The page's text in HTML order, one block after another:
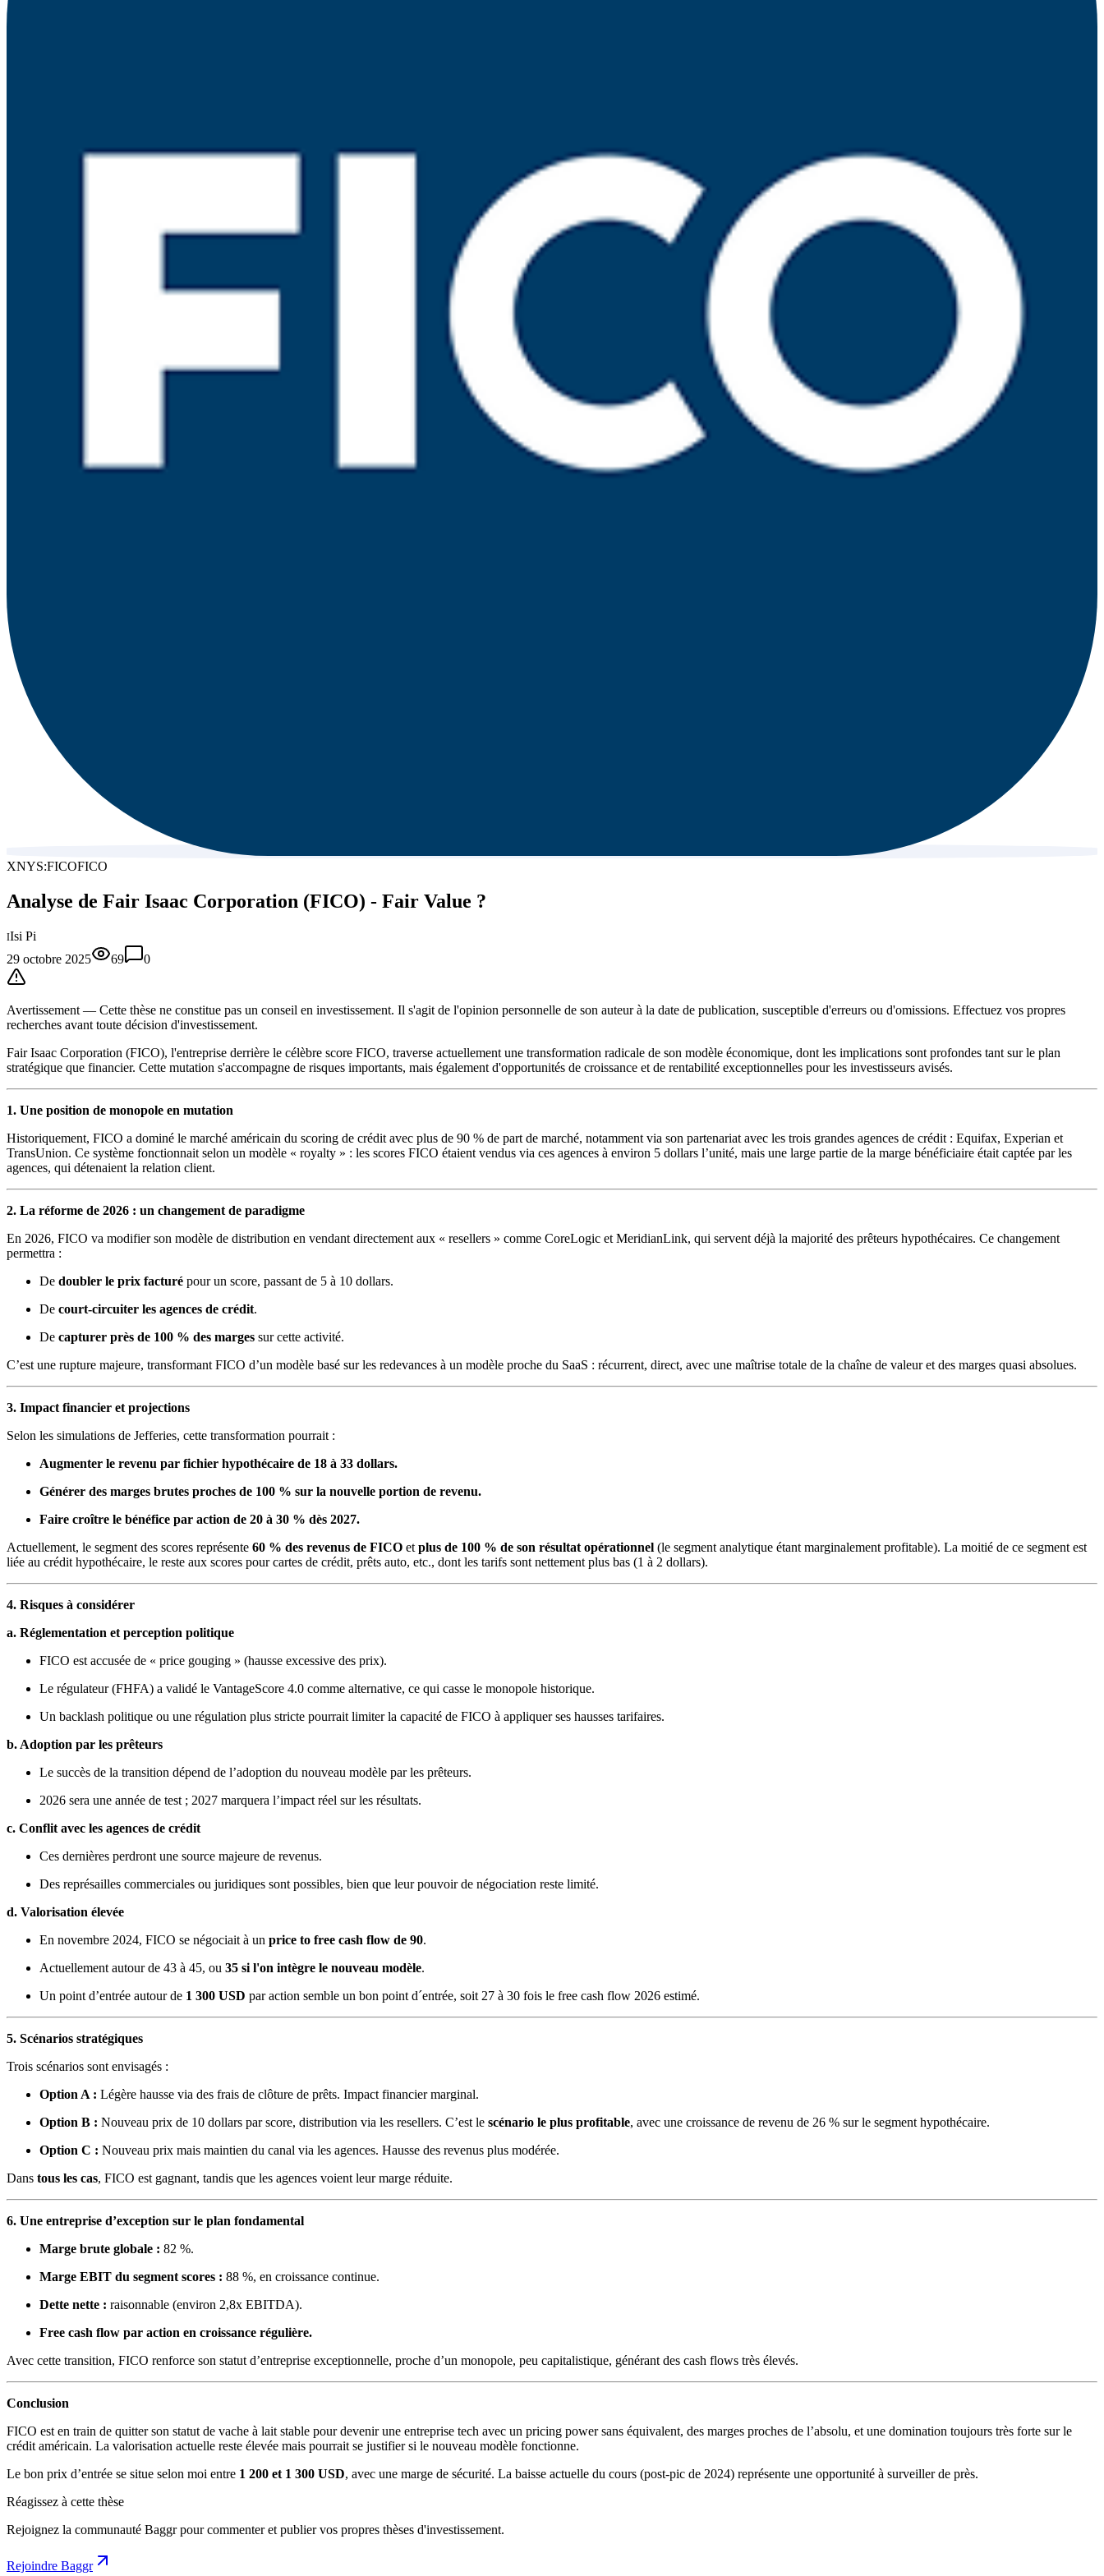
XNYS:FICOFICO
Analyse de Fair Isaac Corporation (FICO) - Fair Value ?
IIsi Pi
29 octobre 2025
69 0
Avertissement — Cette thèse ne constitue pas un conseil en investissement. Il s'agit de l'opinion personnelle de son auteur à la date de publication, susceptible d'erreurs ou d'omissions. Effectuez vos propres
recherches avant toute décision d'investissement.
Fair Isaac Corporation (FICO), l'entreprise derrière le célèbre score FICO, traverse actuellement une transformation radicale de son modèle économique, dont les implications sont profondes tant sur le plan
stratégique que financier. Cette mutation s'accompagne de risques importants, mais également d'opportunités de croissance et de rentabilité exceptionnelles pour les investisseurs avisés.
1. Une position de monopole en mutation
Historiquement, FICO a dominé le marché américain du scoring de crédit avec plus de 90 % de part de marché, notamment via son partenariat avec les trois grandes agences de crédit : Equifax, Experian et
TransUnion. Ce système fonctionnait selon un modèle « royalty » : les scores FICO étaient vendus via ces agences à environ 5 dollars l’unité, mais une large partie de la marge bénéficiaire était captée par les
agences, qui détenaient la relation client.
2. La réforme de 2026 : un changement de paradigme
En 2026, FICO va modifier son modèle de distribution en vendant directement aux « resellers » comme CoreLogic et MeridianLink, qui servent déjà la majorité des prêteurs hypothécaires. Ce changement
permettra :
De doubler le prix facturé pour un score, passant de 5 à 10 dollars.
De court-circuiter les agences de crédit.
De capturer près de 100 % des marges sur cette activité.
C’est une rupture majeure, transformant FICO d’un modèle basé sur les redevances à un modèle proche du SaaS : récurrent, direct, avec une maîtrise totale de la chaîne de valeur et des marges quasi absolues.
3. Impact financier et projections
Selon les simulations de Jefferies, cette transformation pourrait :
Augmenter le revenu par fichier hypothécaire de 18 à 33 dollars.
Générer des marges brutes proches de 100 % sur la nouvelle portion de revenu.
Faire croître le bénéfice par action de 20 à 30 % dès 2027.
Actuellement, le segment des scores représente 60 % des revenus de FICO et plus de 100 % de son résultat opérationnel (le segment analytique étant marginalement profitable). La moitié de ce segment est
liée au crédit hypothécaire, le reste aux scores pour cartes de crédit, prêts auto, etc., dont les tarifs sont nettement plus bas (1 à 2 dollars).
4. Risques à considérer
a. Réglementation et perception politique
FICO est accusée de « price gouging » (hausse excessive des prix).
Le régulateur (FHFA) a validé le VantageScore 4.0 comme alternative, ce qui casse le monopole historique.
Un backlash politique ou une régulation plus stricte pourrait limiter la capacité de FICO à appliquer ses hausses tarifaires.
b. Adoption par les prêteurs
Le succès de la transition dépend de l’adoption du nouveau modèle par les prêteurs.
2026 sera une année de test ; 2027 marquera l’impact réel sur les résultats.
c. Conflit avec les agences de crédit
Ces dernières perdront une source majeure de revenus.
Des représailles commerciales ou juridiques sont possibles, bien que leur pouvoir de négociation reste limité.
d. Valorisation élevée
En novembre 2024, FICO se négociait à un price to free cash flow de 90.
Actuellement autour de 43 à 45, ou 35 si l'on intègre le nouveau modèle.
Un point d’entrée autour de 1 300 USD par action semble un bon point d´entrée, soit 27 à 30 fois le free cash flow 2026 estimé.
5. Scénarios stratégiques
Trois scénarios sont envisagés :
Option A : Légère hausse via des frais de clôture de prêts. Impact financier marginal.
Option B : Nouveau prix de 10 dollars par score, distribution via les resellers. C’est le scénario le plus profitable, avec une croissance de revenu de 26 % sur le segment hypothécaire.
Option C : Nouveau prix mais maintien du canal via les agences. Hausse des revenus plus modérée.
Dans tous les cas, FICO est gagnant, tandis que les agences voient leur marge réduite.
6. Une entreprise d’exception sur le plan fondamental
Marge brute globale : 82 %.
Marge EBIT du segment scores : 88 %, en croissance continue.
Dette nette : raisonnable (environ 2,8x EBITDA).
Free cash flow par action en croissance régulière.
Avec cette transition, FICO renforce son statut d’entreprise exceptionnelle, proche d’un monopole, peu capitalistique, générant des cash flows très élevés.
Conclusion
FICO est en train de quitter son statut de vache à lait stable pour devenir une entreprise tech avec un pricing power sans équivalent, des marges proches de l’absolu, et une domination toujours très forte sur le
crédit américain. La valorisation actuelle reste élevée mais pourrait se justifier si le nouveau modèle fonctionne.
Le bon prix d’entrée se situe selon moi entre 1 200 et 1 300 USD, avec une marge de sécurité. La baisse actuelle du cours (post-pic de 2024) représente une opportunité à surveiller de près.
Réagissez à cette thèse
Rejoignez la communauté Baggr pour commenter et publier vos propres thèses d'investissement.
Rejoindre Baggr